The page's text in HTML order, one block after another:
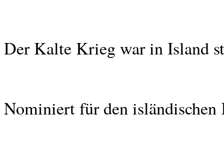
Der Kalte Krieg war in Island
Nominiert für den